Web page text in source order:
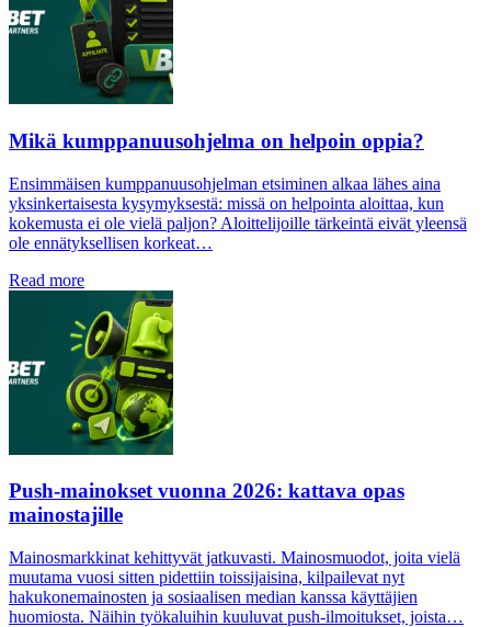
Mikä kumppanuusohjelma on helpoin oppia?
Ensimmäisen kumppanuusohjelman etsiminen alkaa lähes aina
yksinkertaisesta kysymyksestä: missä on helpointa aloittaa, kun
kokemusta ei ole vielä paljon? Aloittelijoille tärkeintä eivät yleensä
ole ennätyksellisen korkeat…
Read more
Push-mainokset vuonna 2026: kattava opas
mainostajille
Mainosmarkkinat kehittyvät jatkuvasti. Mainosmuodot, joita vielä
muutama vuosi sitten pidettiin toissijaisina, kilpailevat nyt
hakukonemainosten ja sosiaalisen median kanssa käyttäjien
huomiosta. Näihin työkaluihin kuuluvat push-ilmoitukset, joista…